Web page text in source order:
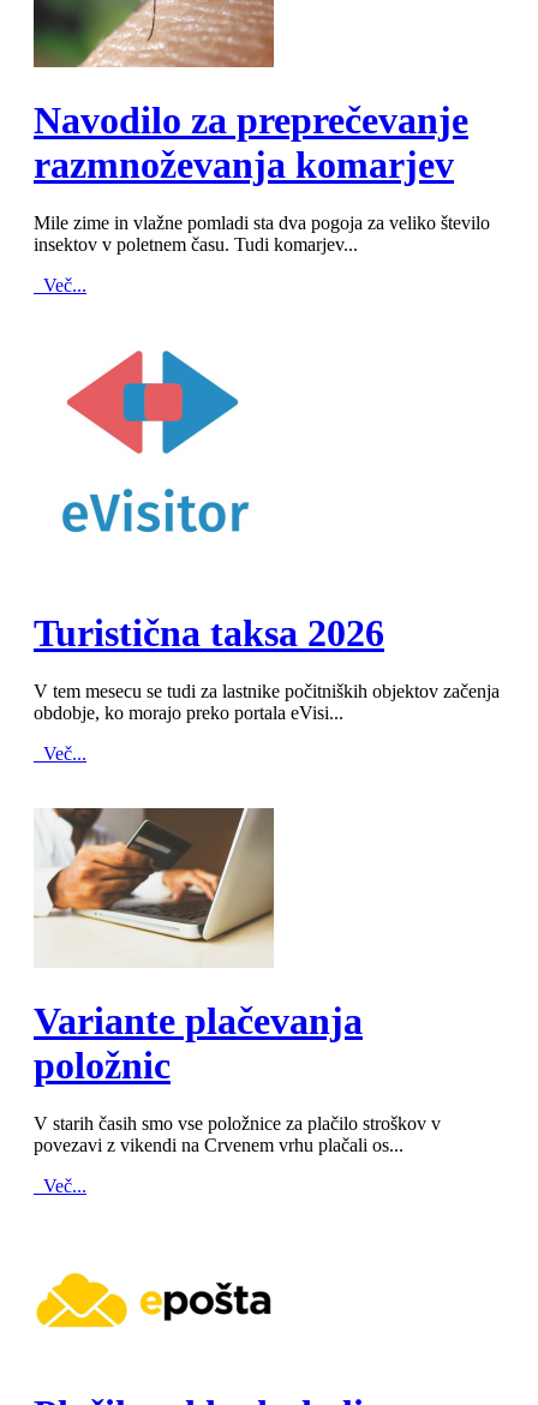
Navodilo za preprečevanje
razmnoževanja komarjev
Mile zime in vlažne pomladi sta dva pogoja za veliko število
insektov v poletnem času. Tudi komarjev...
Več...
Turistična taksa 2026
V tem mesecu se tudi za lastnike počitniških objektov začenja
obdobje, ko morajo preko portala eVisi...
Več...
Variante plačevanja
položnic
V starih časih smo vse položnice za plačilo stroškov v
povezavi z vikendi na Crvenem vrhu plačali os...
Več...